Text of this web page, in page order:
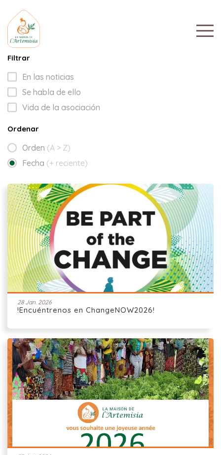
Filtrar
En las noticias
Se habla de ello
Vida de la asociación
Ordenar
Orden (A > Z)
Fecha (+ reciente)
28 Jan. 2026
!Encuéntrenos en ChangeNOW2026!